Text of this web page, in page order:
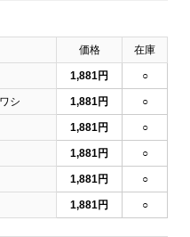
価格 在庫
1,881円 ○
シ 1,881円 ○
1,881円 ○
1,881円 ○
1,881円 ○
1,881円 ○